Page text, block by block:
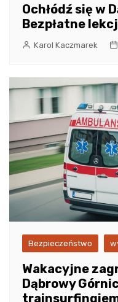
Ochłódź się w
Bezpłatne
Karol Kaczmarek
Bezpieczeństwo
Wakacyjne
Dąbrowy